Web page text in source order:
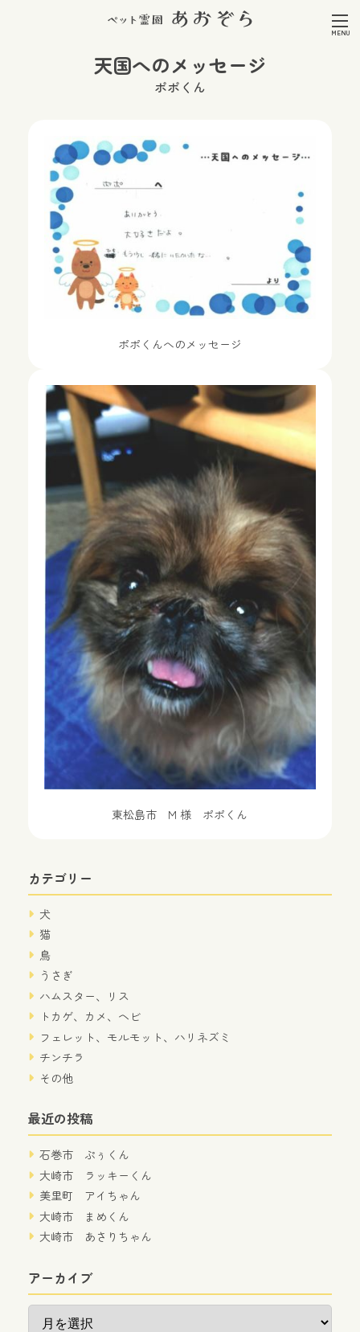
天国へのメッセージ
ポポくん
ポポくんへのメッセージ
東松島市 M 様 ポポくん
カテゴリー
犬
猫
鳥
うさぎ
ハムスター、リス
トカゲ、カメ、ヘビ
フェレット、モルモット、ハリネズミ
チンチラ
その他
最近の投稿
石巻市 ぷぅくん
大崎市 ラッキーくん
美里町 アイちゃん
大崎市 まめくん
大崎市 あさりちゃん
アーカイブ
ア